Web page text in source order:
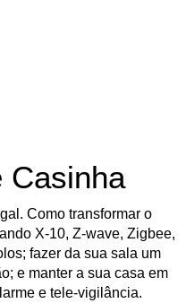
Casinha
Como transformar o
X-10, Z-wave, Zigbee,
fazer da sua sala um
e manter a sua casa em
e tele-vigilância.